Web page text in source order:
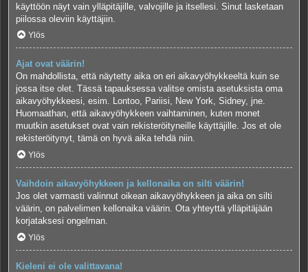
käyttöön näyt vain ylläpitäjille, valvojille ja itsellesi. Sinut lasketaan
piilossa oleviin käyttäjiin.
Ylös
Ajat ovat väärin!
On mahdollista, että näytetty aika on eri aikavyöhykkeeltä kuin se
jossa itse olet. Tässä tapauksessa valitse omista asetuksista oma
aikavyöhykkeesi, esim. Lontoo, Pariisi, New York, Sidney, jne.
Huomaathan, että aikavyöhykkeen vaihtaminen, kuten monet
muutkin asetukset ovat vain rekisteröityneille käyttäjille. Jos et ole
rekisteröitynyt, tämä on hyvä aika tehdä niin.
Ylös
Vaihdoin aikavyöhykkeen ja kellonaika on silti väärin!
Jos olet varmasti valinnut oikean aikavyöhykkeen ja aika on silti
väärin, on palvelimen kellonaika väärin. Ota yhteyttä ylläpitäjään
korjataksesi ongelman.
Ylös
Kieleni ei ole valittavana!